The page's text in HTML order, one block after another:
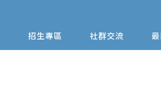
招生專區 社群交流